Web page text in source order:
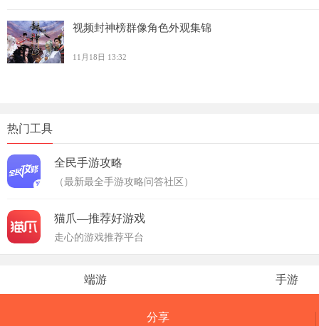
视频封神榜群像角色外观集锦
11月18日 13:32
热门工具
全民手游攻略
（最新最全手游攻略问答社区）
猫爪—推荐好游戏
走心的游戏推荐平台
端游 手游
分享